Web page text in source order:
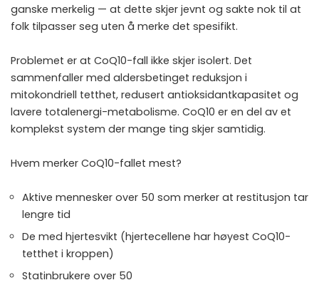
ganske merkelig — at dette skjer jevnt og sakte nok til at
folk tilpasser seg uten å merke det spesifikt.
Problemet er at CoQ10-fall ikke skjer isolert. Det
sammenfaller med aldersbetinget reduksjon i
mitokondriell tetthet, redusert antioksidantkapasitet og
lavere totalenergi-metabolisme. CoQ10 er en del av et
komplekst system der mange ting skjer samtidig.
Hvem merker CoQ10-fallet mest?
Aktive mennesker over 50 som merker at restitusjon tar
lengre tid
De med hjertesvikt (hjertecellene har høyest CoQ10-
tetthet i kroppen)
Statinbrukere over 50